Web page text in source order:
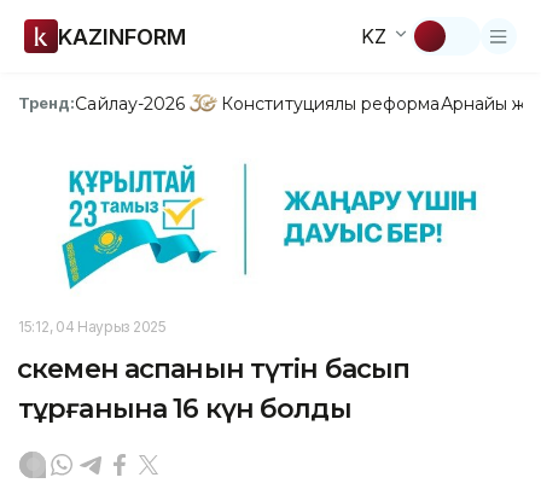
KAZINFORM KZ
Тренд:Сайлау-2026 Конституциялық реформаАрнайы
15:12, 04 Наурыз 2025
Өскемен аспанын түтін басып
тұрғанына 16 күн болды